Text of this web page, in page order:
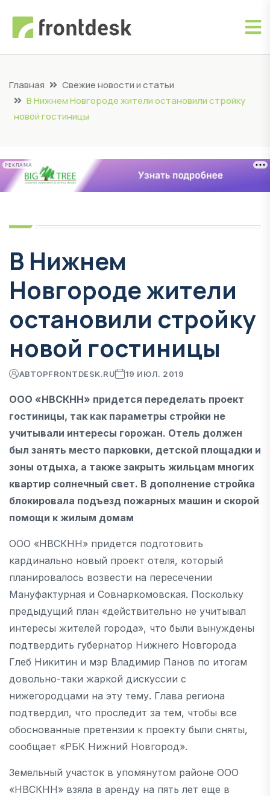
Главная
Свежие новости и статьи
В Нижнем Новгороде жители остановили стройку
новой гостиницы
РЕКЛАМА
В Нижнем
Новгороде жители
остановили стройку
новой гостиницы
АВТОРFRONTDESK.RU 19 ИЮЛ. 2019
ООО «НВСКНН» придется переделать проект
гостиницы, так как параметры стройки не
учитывали интересы горожан. Отель должен
был занять место парковки, детской площадки и
зоны отдыха, а также закрыть жильцам многих
квартир солнечный свет. В дополнение стройка
блокировала подъезд пожарных машин и скорой
помощи к жилым домам
ООО «НВСКНН» придется подготовить
кардинально новый проект отеля, который
планировалось возвести на пересечении
Мануфактурная и Совнаркомовская. Поскольку
предыдущий план «действительно не учитывал
интересы жителей города», что были вынуждены
подтвердить губернатор Нижнего Новгорода
Глеб Никитин и мэр Владимир Панов по итогам
довольно-таки жаркой дискуссии с
нижегородцами на эту тему. Глава региона
подтвердил, что проследит за тем, чтобы все
обоснованные претензии к проекту были сняты,
сообщает «РБК Нижний Новгород».
Земельный участок в упомянутом районе ООО
«НВСКНН» взяла в аренду на пять лет еще в